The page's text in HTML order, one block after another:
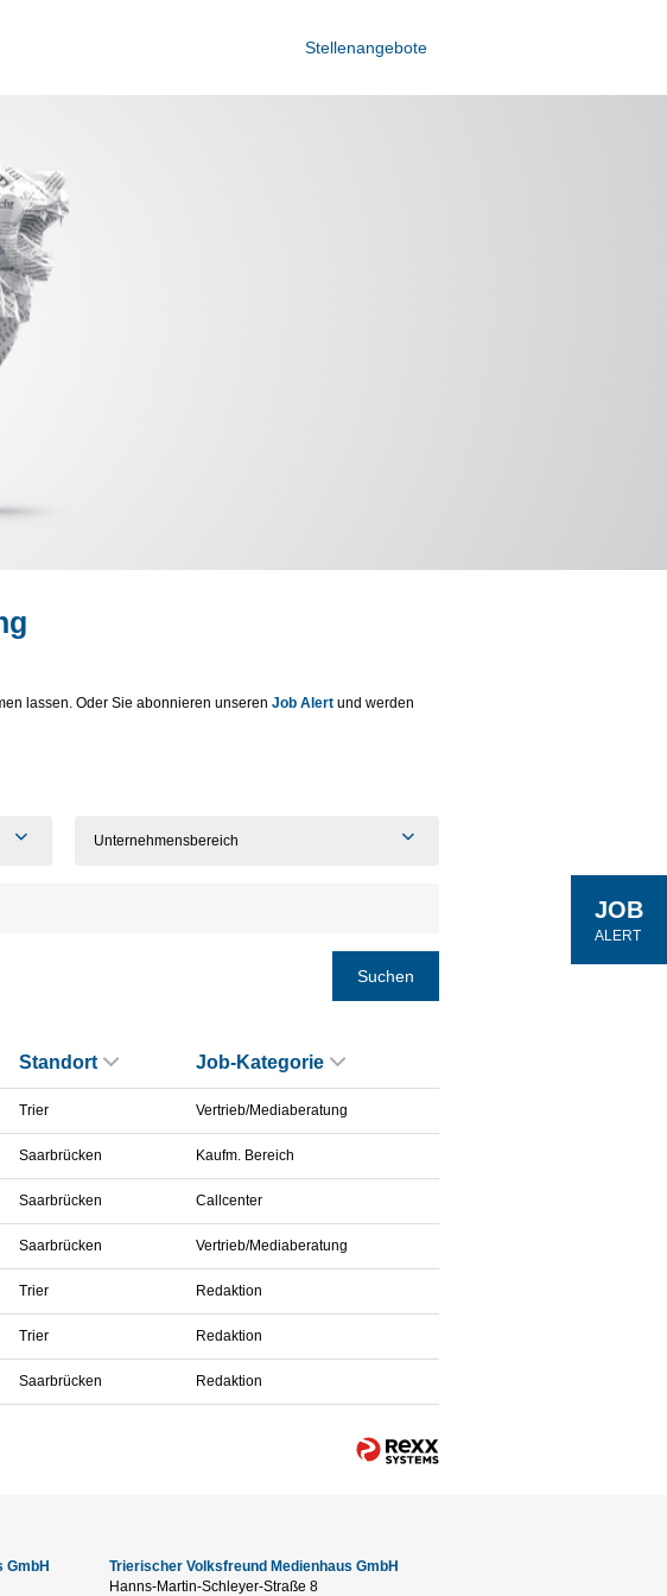
Stellenangebote
lassen. Oder Sie abonnieren unseren Job Alert und werden
Unternehmensbereich
Suchen
Standort Job-Kategorie
Trier Vertrieb/Mediaberatung
Saarbrücken Kaufm. Bereich
Saarbrücken Callcenter
Saarbrücken Vertrieb/Mediaberatung
Trier Redaktion
Trier Redaktion
Saarbrücken Redaktion
JOB
ALERT
GmbH
Trierischer Volksfreund Medienhaus GmbH
Hanns-Martin-Schleyer-Straße 8